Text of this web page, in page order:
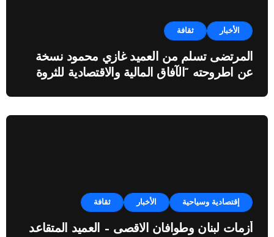
الأخبار ثقافة
المرتضى تسلم من العميد غازي محمود نسخة
عن اطروحته “الآفاق المالية والاقتصادية للثروة
إقتصادية وسياحية الأخبار ثقافة
أزمات لبنان وطوافان الاقصى – العميد المتقاعد